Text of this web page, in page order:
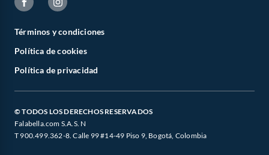
Términos y condiciones
Política de cookies
Política de privacidad
© TODOS LOS DERECHOS RESERVADOS
Falabella.com S.A.S. N
T 900.499.362-8. Calle 99 #14-49 Piso 9, Bogotá, Colombia